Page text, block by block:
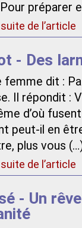
préparer
de l’article
- Des
femme dit :
Il répondit :
d’où
peut-il en
plus vous
de l’article
- Un